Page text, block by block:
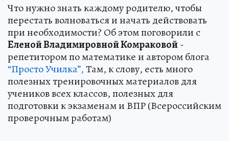
Что нужно знать каждому родителю, чтобы
перестать волноваться и начать действовать
при необходимости? Об этом поговорили с
Еленой Владимировной Комраковой -
репетитором по математике и автором блога
“Просто Училка”,Там, к слову, есть много
полезных тренировочных материалов для
учеников всех классов, полезных для
подготовки к экзаменам и ВПР (Всероссийским
проверочным работам)